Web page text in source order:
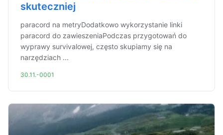
skuteczniej
paracord na metryDodatkowo wykorzystanie linki
paracord do zawieszeniaPodczas przygotowań do
wyprawy survivalowej, często skupiamy się na
narzędziach ...
30.11.-0001